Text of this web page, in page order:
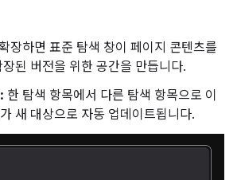
확장하면 표준 탐색 창이 페이지 콘텐츠를
된 버전을 위한 공간을 만듭니다.
한 탐색 항목에서 다른 탐색 항목으로 이
새 대상으로 자동 업데이트됩니다.